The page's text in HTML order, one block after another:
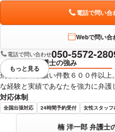
電話で問い合
Webで問い合
電話で問い合わせ050-5572-
弁護士の強み
刑事事件の取扱い件数６００件以
な経験と実績であなたを強力に弁護
対応体制
全国出張対応 24時間予約受付 女性スタッフ
楠 洋一郎 弁護士
視覚的に省略されている要素を
もっと見る